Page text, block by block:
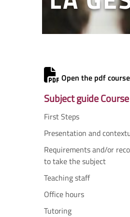
Open the pdf
Subject guide
First Steps
Presentation and
Requirements and/or
to take the subject
Teaching staff
Office hours
Tutoring